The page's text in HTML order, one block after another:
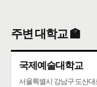
주변 대학교 🏫
국제예술대학교
서울특별시 강남구 도산